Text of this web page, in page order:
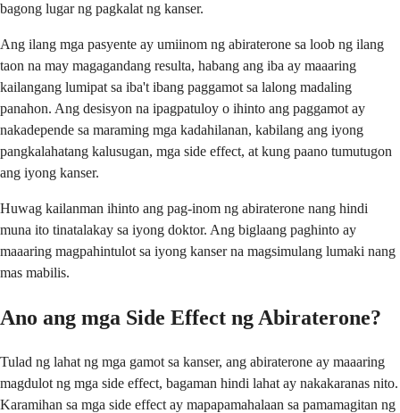
bagong lugar ng pagkalat ng kanser.
Ang ilang mga pasyente ay umiinom ng abiraterone sa loob ng ilang
taon na may magagandang resulta, habang ang iba ay maaaring
kailangang lumipat sa iba't ibang paggamot sa lalong madaling
panahon. Ang desisyon na ipagpatuloy o ihinto ang paggamot ay
nakadepende sa maraming mga kadahilanan, kabilang ang iyong
pangkalahatang kalusugan, mga side effect, at kung paano tumutugon
ang iyong kanser.
Huwag kailanman ihinto ang pag-inom ng abiraterone nang hindi
muna ito tinatalakay sa iyong doktor. Ang biglaang paghinto ay
maaaring magpahintulot sa iyong kanser na magsimulang lumaki nang
mas mabilis.
Ano ang mga Side Effect ng Abiraterone?
Tulad ng lahat ng mga gamot sa kanser, ang abiraterone ay maaaring
magdulot ng mga side effect, bagaman hindi lahat ay nakakaranas nito.
Karamihan sa mga side effect ay mapapamahalaan sa pamamagitan ng